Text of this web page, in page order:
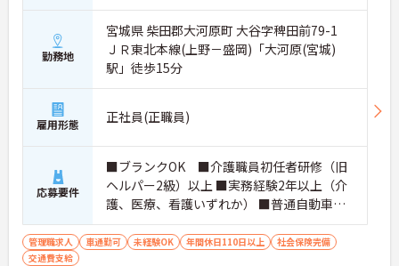
勤務地
宮城県 柴田郡大河原町 大谷字稗田前79-1
ＪＲ東北本線(上野－盛岡)「大河原(宮城)
駅」徒歩15分
雇用形態 正社員(正職員)
応募要件
■ブランクOK ■介護職員初任者研修（旧
ヘルパー2級）以上 ■実務経験2年以上（介
護、医療、看護いずれか） ■普通自動車運
転免許(AT限定可) ※管理業務に就かれて
いた方歓迎
管理職求人 車通勤可 未経験OK 年間休日110日以上
社会保険完備
交通費支給